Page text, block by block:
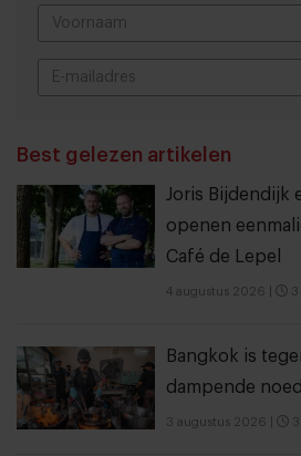
Best gelezen artikelen
Joris Bijdendijk
openen
Café de Lepel
4 augustus 2026 3
Bangkok is
dampende
3 augustus 2026